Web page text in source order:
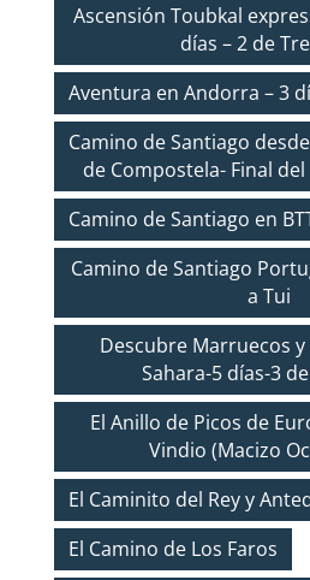
Ascensión Toubkal
días – 2 de
Aventura en Andorra – 3
Camino de Santiago
de Compostela- Final
Camino de Santiago en
Camino de Santiago
a Tui
Descubre Marruecos
Sahara-5 días-3
El Anillo de Picos de
Vindio (Macizo
El Caminito del Rey y
El Camino de Los Faros